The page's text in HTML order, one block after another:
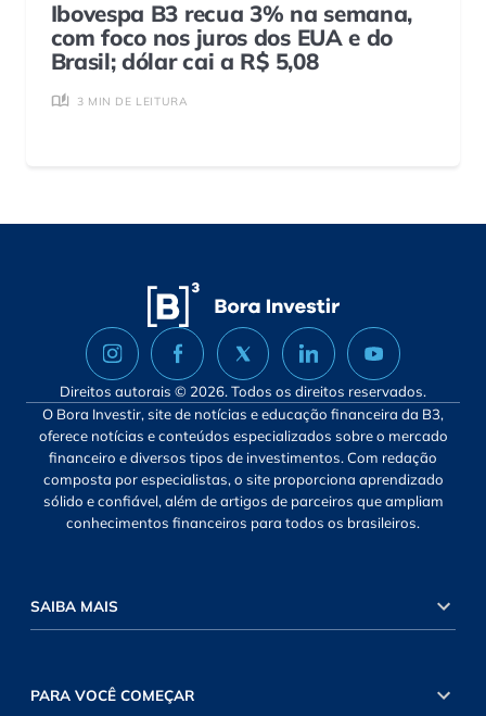
Ibovespa B3 recua 3% na semana,
com foco nos juros dos EUA e do
Brasil; dólar cai a R$ 5,08
3 MIN DE LEITURA
Direitos autorais © 2026. Todos os direitos reservados.
O Bora Investir, site de notícias e educação financeira da B3,
oferece notícias e conteúdos especializados sobre o mercado
financeiro e diversos tipos de investimentos. Com redação
composta por especialistas, o site proporciona aprendizado
sólido e confiável, além de artigos de parceiros que ampliam
conhecimentos financeiros para todos os brasileiros.
SAIBA MAIS
PARA VOCÊ COMEÇAR